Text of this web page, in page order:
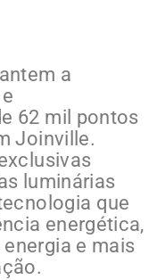
a
62 mil pontos
Joinville.
luminárias
que
energética,
e mais